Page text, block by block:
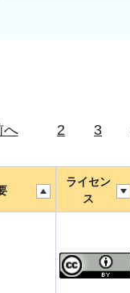
へ 2 3
ライセン
ス